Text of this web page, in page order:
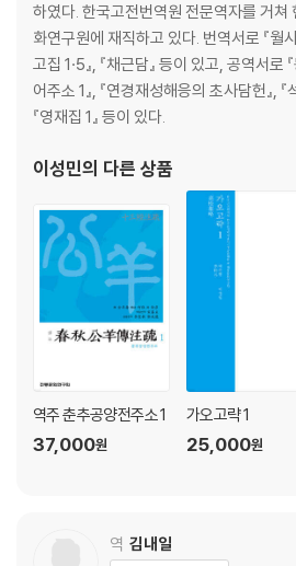
하였다. 한국고전번역원 전문역자를 거쳐
화연구원에 재직하고 있다. 번역서로 『월사
고집 1·5』, 『채근담』 등이 있고, 공역서로
어주소 1』, 『연경재성해응의 초사담헌』, 『
『영재집 1』 등이 있다.
이성민의 다른 상품
역주 춘추공양전주소 1
37,000원
가오고략 1
25,000원
역 김내일